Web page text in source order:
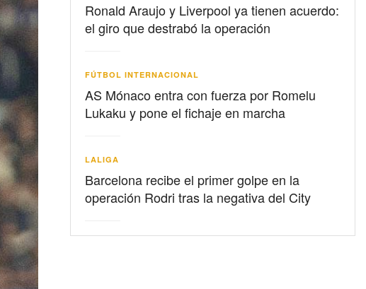
Ronald Araujo y Liverpool ya tienen acuerdo:
el giro que destrabó la operación
FÚTBOL INTERNACIONAL
AS Mónaco entra con fuerza por Romelu
Lukaku y pone el fichaje en marcha
LALIGA
Barcelona recibe el primer golpe en la
operación Rodri tras la negativa del City